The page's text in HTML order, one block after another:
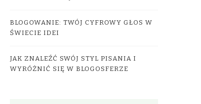
BLOGOWANIE: TWÓJ CYFROWY GŁOS W
ŚWIECIE IDEI
JAK ZNALEŹĆ SWÓJ STYL PISANIA I
WYRÓŻNIĆ SIĘ W BLOGOSFERZE